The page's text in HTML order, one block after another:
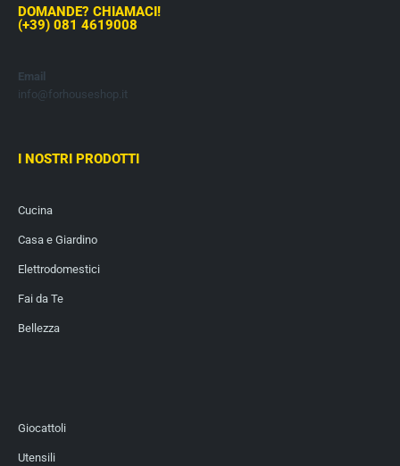
DOMANDE? CHIAMACI!
(+39) 081 4619008
Email
info@forhouseshop.it
I NOSTRI PRODOTTI
Cucina
Casa e Giardino
Elettrodomestici
Fai da Te
Bellezza
Giocattoli
Utensili